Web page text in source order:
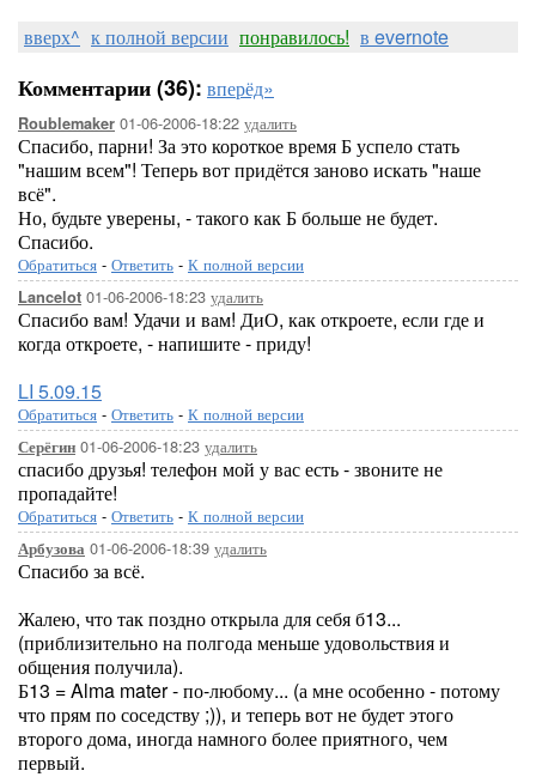
вверх^ к полной версии понравилось! в evernote
Комментарии (36): вперёд»
Roublemaker 01-06-2006-18:22 удалить
Спасибо, парни! За это короткое время Б успело стать
"нашим всем"! Теперь вот придётся заново искать "наше
всё".
Но, будьте уверены, - такого как Б больше не будет.
Спасибо.
Обратиться - Ответить - К полной версии
Lancelot 01-06-2006-18:23 удалить
Спасибо вам! Удачи и вам! ДиО, как откроете, если где и
когда откроете, - напишите - приду!
LI 5.09.15
Обратиться - Ответить - К полной версии
Серёгин 01-06-2006-18:23 удалить
спасибо друзья! телефон мой у вас есть - звоните не
пропадайте!
Обратиться - Ответить - К полной версии
Арбузова 01-06-2006-18:39 удалить
Спасибо за всё.
Жалею, что так поздно открыла для себя б13...
(приблизительно на полгода меньше удовольствия и
общения получила).
Б13 = Alma mater - по-любому... (а мне особенно - потому
что прям по соседству ;)), и теперь вот не будет этого
второго дома, иногда намного более приятного, чем
первый.